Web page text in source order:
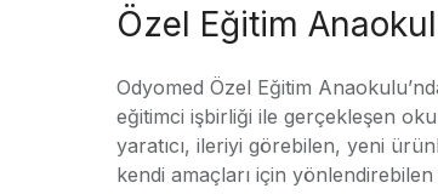
Özel Eğitim
Odyomed Özel Eğitim
eğitimci işbirliği ile gerçekleşen
yaratıcı, ileriyi görebilen, yeni
kendi amaçları için